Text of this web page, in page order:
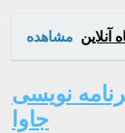
مشاهده
نویسی
جاوا